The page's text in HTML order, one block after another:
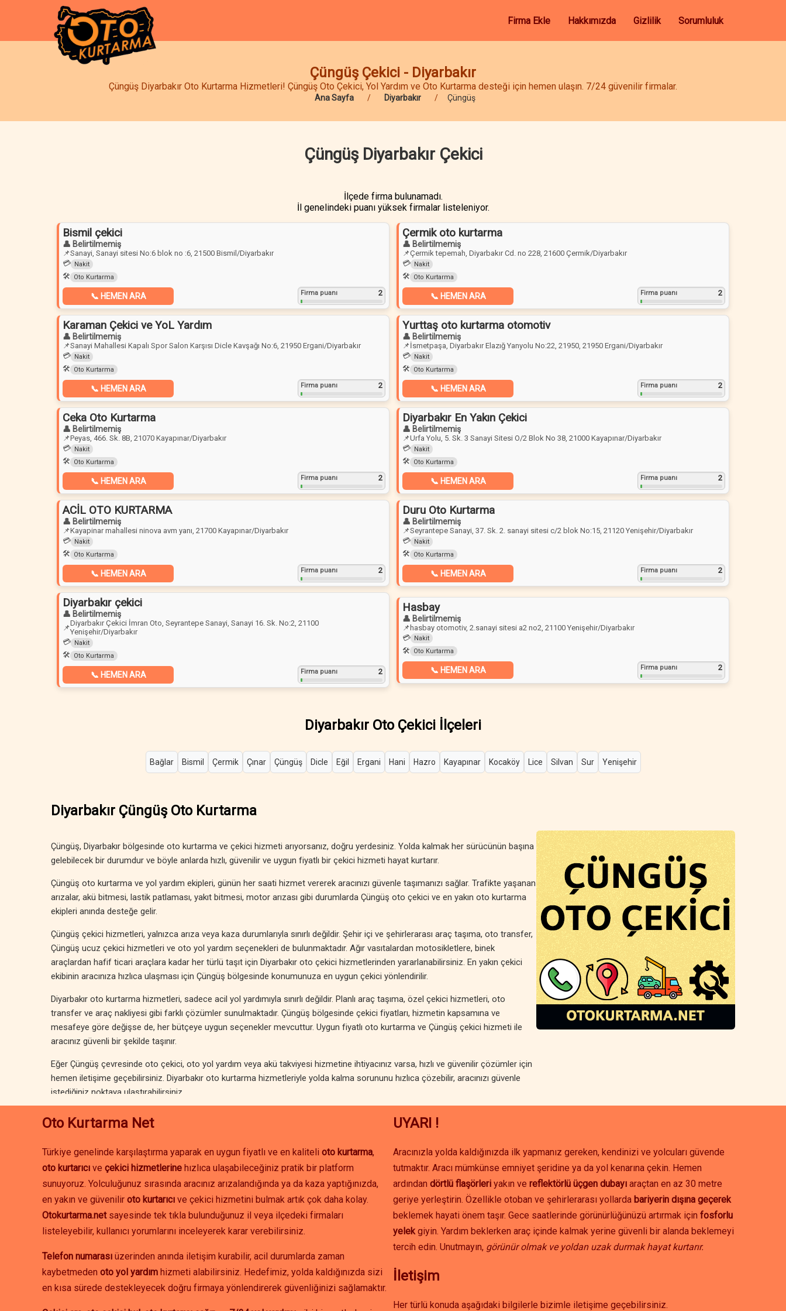
Firma Ekle Hakkımızda Gizlilik Sorumluluk
Çüngüş Çekici - Diyarbakır
Çüngüş Diyarbakır Oto Kurtarma Hizmetleri! Çüngüş Oto Çekici, Yol Yardım ve Oto Kurtarma desteği için hemen ulaşın. 7/24 güvenilir firmalar.
Ana Sayfa Diyarbakır Çüngüş
Çüngüş Diyarbakır Çekici
İlçede firma bulunamadı.
İl genelindeki puanı yüksek firmalar listeleniyor.
Bismil çekici
👤 Belirtilmemiş
📌Sanayi, Sanayi sitesi No:6 blok no :6, 21500 Bismil/Diyarbakır
💳 Nakit
🛠️ Oto Kurtarma
📞 HEMEN ARA Firma puanı 2
Çermik oto kurtarma
👤 Belirtilmemiş
📌Çermik tepemah, Diyarbakır Cd. no 228, 21600 Çermik/Diyarbakır
💳 Nakit
🛠️ Oto Kurtarma
📞 HEMEN ARA Firma puanı 2
Karaman Çekici ve YoL Yardım
👤 Belirtilmemiş
📌Sanayi Mahallesi Kapalı Spor Salon Karşısı Dicle Kavşağı No:6, 21950 Ergani/Diyarbakır
💳 Nakit
🛠️ Oto Kurtarma
📞 HEMEN ARA Firma puanı 2
Yurttaş oto kurtarma otomotiv
👤 Belirtilmemiş
📌İsmetpaşa, Diyarbakır Elazığ Yanyolu No:22, 21950, 21950 Ergani/Diyarbakır
💳 Nakit
🛠️ Oto Kurtarma
📞 HEMEN ARA Firma puanı 2
Ceka Oto Kurtarma
👤 Belirtilmemiş
📌Peyas, 466. Sk. 8B, 21070 Kayapınar/Diyarbakır
💳 Nakit
🛠️ Oto Kurtarma
📞 HEMEN ARA Firma puanı 2
Diyarbakır En Yakın Çekici
👤 Belirtilmemiş
📌Urfa Yolu, 5. Sk. 3 Sanayi Sitesi O/2 Blok No 38, 21000 Kayapınar/Diyarbakır
💳 Nakit
🛠️ Oto Kurtarma
📞 HEMEN ARA Firma puanı 2
ACİL OTO KURTARMA
👤 Belirtilmemiş
📌Kayapinar mahallesi ninova avm yanı, 21700 Kayapınar/Diyarbakır
💳 Nakit
🛠️ Oto Kurtarma
📞 HEMEN ARA Firma puanı 2
Duru Oto Kurtarma
👤 Belirtilmemiş
📌Seyrantepe Sanayi, 37. Sk. 2. sanayi sitesi c/2 blok No:15, 21120 Yenişehir/Diyarbakır
💳 Nakit
🛠️ Oto Kurtarma
📞 HEMEN ARA Firma puanı 2
Diyarbakır çekici
👤 Belirtilmemiş
📌Diyarbakır Çekici İmran Oto, Seyrantepe Sanayi, Sanayi 16. Sk. No:2, 21100
Yenişehir/Diyarbakır
💳 Nakit
🛠️ Oto Kurtarma
📞 HEMEN ARA Firma puanı 2
Hasbay
👤 Belirtilmemiş
📌hasbay otomotiv, 2.sanayi sitesi a2 no2, 21100 Yenişehir/Diyarbakır
💳 Nakit
🛠️ Oto Kurtarma
📞 HEMEN ARA Firma puanı 2
Diyarbakır Oto Çekici İlçeleri
Bağlar Bismil Çermik Çınar Çüngüş Dicle Eğil Ergani Hani Hazro Kayapınar Kocaköy Lice Silvan Sur Yenişehir
Diyarbakır Çüngüş Oto Kurtarma
Çüngüş, Diyarbakır bölgesinde oto kurtarma ve çekici hizmeti arıyorsanız, doğru yerdesiniz. Yolda kalmak her sürücünün başına
gelebilecek bir durumdur ve böyle anlarda hızlı, güvenilir ve uygun fiyatlı bir çekici hizmeti hayat kurtarır.
Çüngüş oto kurtarma ve yol yardım ekipleri, günün her saati hizmet vererek aracınızı güvenle taşımanızı sağlar. Trafikte yaşanan
arızalar, akü bitmesi, lastik patlaması, yakıt bitmesi, motor arızası gibi durumlarda Çüngüş oto çekici ve en yakın oto kurtarma
ekipleri anında desteğe gelir.
Çüngüş çekici hizmetleri, yalnızca arıza veya kaza durumlarıyla sınırlı değildir. Şehir içi ve şehirlerarası araç taşıma, oto transfer,
Çüngüş ucuz çekici hizmetleri ve oto yol yardım seçenekleri de bulunmaktadır. Ağır vasıtalardan motosikletlere, binek
araçlardan hafif ticari araçlara kadar her türlü taşıt için Diyarbakır oto çekici hizmetlerinden yararlanabilirsiniz. En yakın çekici
ekibinin aracınıza hızlıca ulaşması için Çüngüş bölgesinde konumunuza en uygun çekici yönlendirilir.
Diyarbakır oto kurtarma hizmetleri, sadece acil yol yardımıyla sınırlı değildir. Planlı araç taşıma, özel çekici hizmetleri, oto
transfer ve araç nakliyesi gibi farklı çözümler sunulmaktadır. Çüngüş bölgesinde çekici fiyatları, hizmetin kapsamına ve
mesafeye göre değişse de, her bütçeye uygun seçenekler mevcuttur. Uygun fiyatlı oto kurtarma ve Çüngüş çekici hizmeti ile
aracınız güvenli bir şekilde taşınır.
Eğer Çüngüş çevresinde oto çekici, oto yol yardım veya akü takviyesi hizmetine ihtiyacınız varsa, hızlı ve güvenilir çözümler için
hemen iletişime geçebilirsiniz. Diyarbakır oto kurtarma hizmetleriyle yolda kalma sorununu hızlıca çözebilir, aracınızı güvenle
istediğiniz noktaya ulaştırabilirsiniz.
Oto Kurtarma Net
Türkiye genelinde karşılaştırma yaparak en uygun fiyatlı ve en kaliteli oto kurtarma,
oto kurtarıcı ve çekici hizmetlerine hızlıca ulaşabileceğiniz pratik bir platform
sunuyoruz. Yolculuğunuz sırasında aracınız arızalandığında ya da kaza yaptığınızda,
en yakın ve güvenilir oto kurtarıcı ve çekici hizmetini bulmak artık çok daha kolay.
Otokurtarma.netsayesinde tek tıkla bulunduğunuz il veya ilçedeki firmaları
listeleyebilir, kullanıcı yorumlarını inceleyerek karar verebilirsiniz.
Telefon numarası üzerinden anında iletişim kurabilir, acil durumlarda zaman
kaybetmeden oto yol yardım hizmeti alabilirsiniz. Hedefimiz, yolda kaldığınızda sizi
en kısa sürede destekleyecek doğru firmaya yönlendirerek güvenliğinizi sağlamaktır.
UYARI !
Aracınızla yolda kaldığınızda ilk yapmanız gereken, kendinizi ve yolcuları güvende
tutmaktır. Aracı mümkünse emniyet şeridine ya da yol kenarına çekin. Hemen
ardından dörtlü flaşörleri yakın ve reflektörlü üçgen dubayı araçtan en az 30 metre
geriye yerleştirin. Özellikle otoban ve şehirlerarası yollarda bariyerin dışına geçerek
beklemek hayati önem taşır. Gece saatlerinde görünürlüğünüzü artırmak için fosforlu
yelek giyin. Yardım beklerken araç içinde kalmak yerine güvenli bir alanda beklemeyi
tercih edin. Unutmayın, görünür olmak ve yoldan uzak durmak hayat kurtarır.
İletişim
Her türlü konuda aşağıdaki bilgilerle bizimle iletişime geçebilirsiniz.